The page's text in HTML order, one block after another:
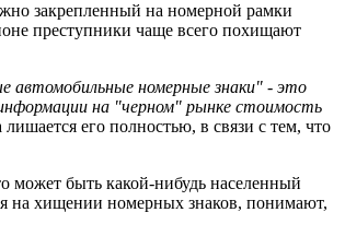
закрепленный на номерной рамки
преступники чаще всего похищают
автомобильные номерные знаки" - это
на "черном" рынке стоимость
его полностью, в связи с тем, что
может быть какой-нибудь населенный
на хищении номерных знаков, понимают,